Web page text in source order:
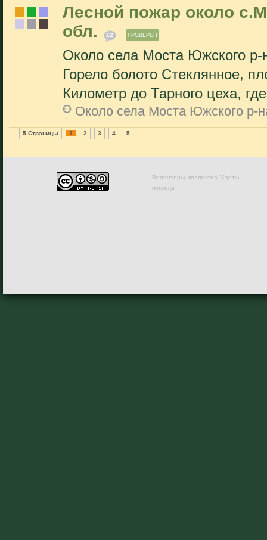
Лесной пожар около
обл.
12 ПРОВЕРЕН
Около села Моста Южского
Горело болото Стеклянное,
Километр до Тарного цеха,
Около села Моста Южского р-
5 Страницы 1 2 3 4 5
Волонтеры, коллектив "Карты
помощи"